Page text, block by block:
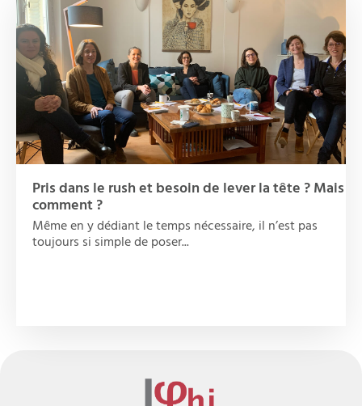
Pris dans le rush et besoin de lever la tête ? Mais
comment ?
Même en y dédiant le temps nécessaire, il n’est pas
toujours si simple de poser...